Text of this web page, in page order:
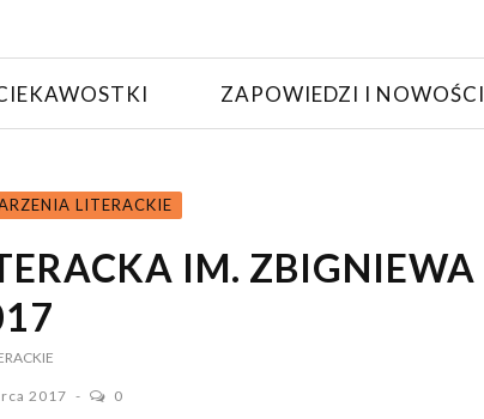
ZAPOWIEDZI I NOWOŚCI
LITERACKIE
IM. ZBIGNIEWA
2017 0